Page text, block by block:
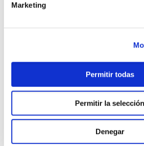
Marketing
Permitir todas
Permitir la selección
Denegar
Albergue Rural Padrón
Aldea Angueira de Suso, 80 C
15980. Padrón. A Coruña
info@caminodavieira.com